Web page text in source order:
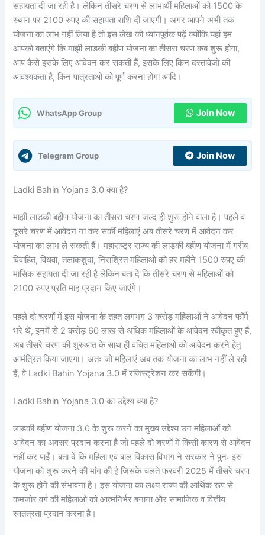
सहायता दी जा रही है। लेकिन तीसरे चरण से लाभार्थी महिलाओं को 1500 के
स्थान पर 2100 रुपए की सहायता राशि दी जाएगी। अगर आपने अभी तक
योजना का लाभ नहीं लिया है तो इस लेख को ध्यानपूर्वक पढ़ें क्योंकि यहां हम
आपको बताएंगे कि माझी लाडकी बहीण योजना का तीसरा चरण कब शुरू होगा,
आप कैसे इसके लिए आवेदन कर सकती हैं, इसके लिए किन दस्तावेजों की
आवश्यकता है, किन पात्रताओं को पूर्ण करना होगा आदि।
WhatsApp Group Join Now
Telegram Group Join Now
Ladki Bahin Yojana 3.0 क्या है?
माझी लाडकी बहीण योजना का तीसरा चरण जल्द ही शुरू होने वाला है। पहले व
दूसरे चरण में आवेदन ना कर सकीं महिलाएं अब तीसरे चरण में आवेदन कर
योजना का लाभ ले सकती हैं। महाराष्ट्र राज्य की लाडकी बहीण योजना में गरीब
विवाहित, विधवा, तलाकशुदा, निराश्रित महिलाओं को हर महीने 1500 रुपए की
मासिक सहायता दी जा रही है लेकिन बता दें कि तीसरे चरण से महिलाओं को
2100 रुपए प्रति माह प्रदान किए जाएंगे।
पहले दो चरणों में इस योजना के तहत लगभग 3 करोड़ महिलाओं ने आवेदन फॉर्म
भरे थे, इनमें से 2 करोड़ 60 लाख से अधिक महिलाओं के आवेदन स्वीकृत हुए हैं,
अब तीसरे चरण की शुरुआत के साथ ही वंचित महिलाओं को आवेदन करने हेतु
आमंत्रित किया जाएगा। अतः जो महिलाएं अब तक योजना का लाभ नहीं ले रही
हैं, वे Ladki Bahin Yojana 3.0 में रजिस्ट्रेशन कर सकेंगी।
Ladki Bahin Yojana 3.0 का उद्देश्य क्या है?
लाडकी बहीण योजना 3.0 के शुरू करने का मुख्य उद्देश्य उन महिलाओं को
आवेदन का अवसर प्रदान करना है जो पहले दो चरणों में किसी कारण से आवेदन
नहीं कर पाईं। बता दें कि महिला एवं बाल विकास विभाग ने सरकार ने पुनः इस
योजना को शुरू करने की मांग की है जिसके चलते फरवरी 2025 में तीसरे चरण
के शुरू होने की संभावना है। इस योजना का लक्ष्य राज्य की आर्थिक रूप से
कमजोर वर्ग की महिलाओ को आत्मनिर्भर बनाना और सामाजिक व वित्तीय
स्वतंत्रता प्रदान करना है।